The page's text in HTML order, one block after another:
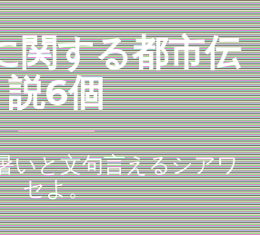
関する都市伝
説6個
いと文句言えるシアワ
セよ。